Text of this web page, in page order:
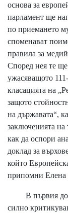
основа за
парламент ще
по приемането
споменават
правила за
Според нея те ще
ужасяващото
класацията на
защото
на държавата“,
заключенията
как да оспори
доклад за
който
припомни Елена
В първия
силно